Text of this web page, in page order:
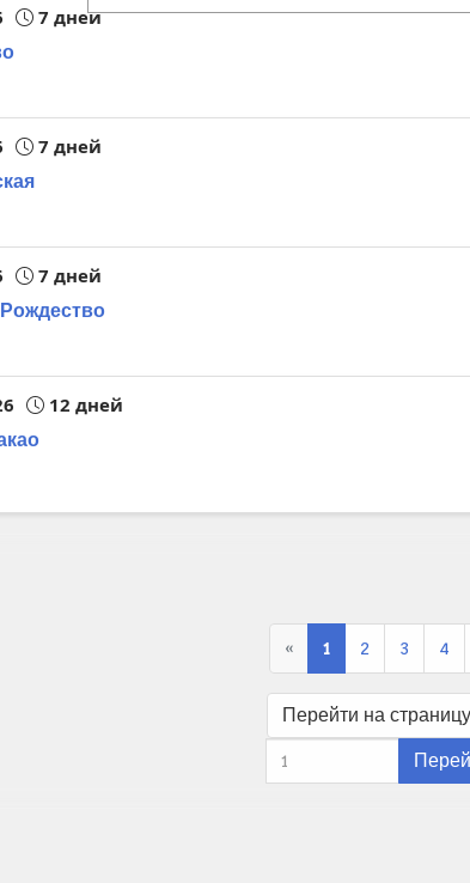
7 дней
7 дней
7 дней
12 дней
« 1 2 3 4
Перейти на страницу